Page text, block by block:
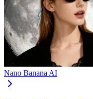
Nano Banana AI